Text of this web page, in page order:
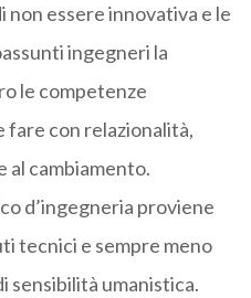
non essere innovativa e le
ingegneri la
le competenze
fare con relazionalità,
al cambiamento.
d’ingegneria proviene
tecnici e sempre meno
sensibilità umanistica.